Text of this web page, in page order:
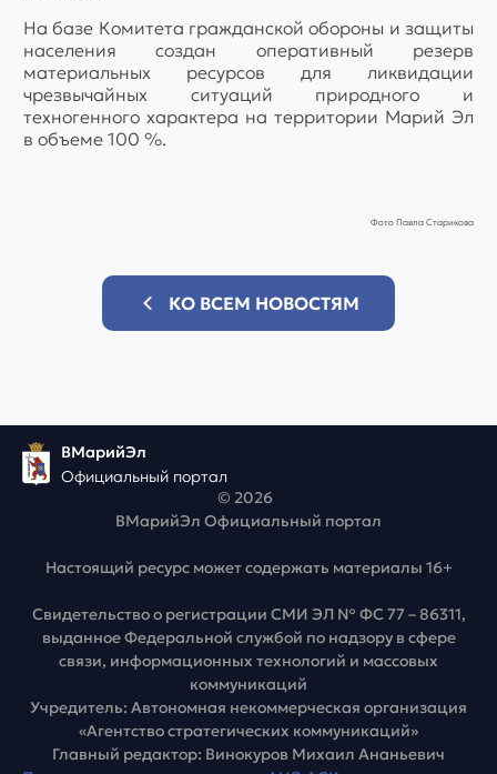
На базе Комитета гражданской обороны и защиты
населения создан оперативный резерв
материальных ресурсов для ликвидации
чрезвычайных ситуаций природного и
техногенного характера на территории Марий Эл
в объеме 100 %.
Фото Павла Старикова
КО ВСЕМ НОВОСТЯМ
ВМарийЭл
Официальный портал
© 2026
ВМарийЭл Официальный портал
Настоящий ресурс может содержать материалы 16+
Свидетельство о регистрации СМИ ЭЛ № ФС 77 – 86311,
выданное Федеральной службой по надзору в сфере
связи, информационных технологий и массовых
коммуникаций
Учредитель: Автономная некоммерческая организация
«Агентство стратегических коммуникаций»
Главный редактор: Винокуров Михаил Ананьевич